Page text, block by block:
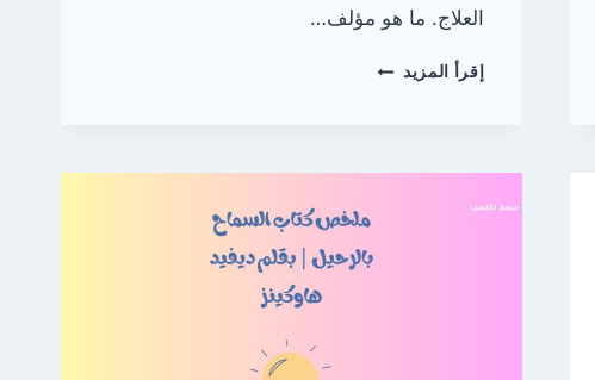
العلاج. ما هو مؤلف…
إقرأ المزيد ملخص
الذي